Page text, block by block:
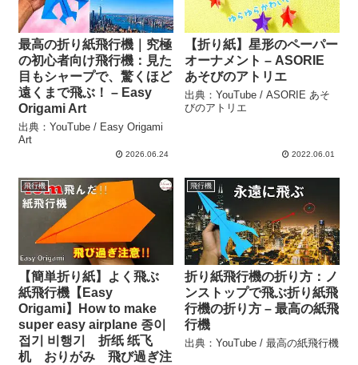
最高の折り紙飛行機｜究極
の初心者向け飛行機：見た
目もシャープで、驚くほど
遠くまで飛ぶ！ – Easy
Origami Art
出典：YouTube / Easy Origami
Art
2026.06.24
【折り紙】星形のペーパー
オーナメント – ASORIE
あそびのアトリエ
出典：YouTube / ASORIE あそ
びのアトリエ
2022.06.01
飛行機
【簡単折り紙】よく飛ぶ
紙飛行機【Easy
Origami】How to make
super easy airplane 종이
접기 비행기 折纸 纸飞
机 おりがみ 飛び過ぎ注
飛行機
折り紙飛行機の折り方：ノ
ンストップで飛ぶ折り紙飛
行機の折り方 – 最高の紙飛
行機
出典：YouTube / 最高の紙飛行機